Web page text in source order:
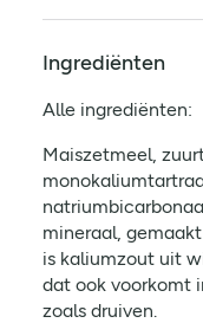
Ingrediënten
Alle ingrediënten:
Maiszetmeel,
mineraal,
is kaliumzout uit
dat ook voorkomt
zoals druiven.